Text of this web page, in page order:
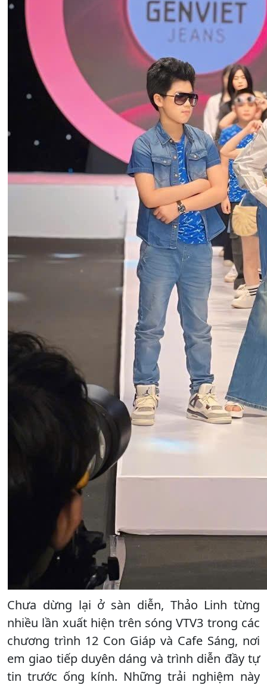
Chưa dừng lại ở sàn diễn, Thảo Linh từng
nhiều lần xuất hiện trên sóng VTV3 trong các
chương trình 12 Con Giáp và Cafe Sáng, nơi
em giao tiếp duyên dáng và trình diễn đầy tự
tin trước ống kính. Những trải nghiệm này